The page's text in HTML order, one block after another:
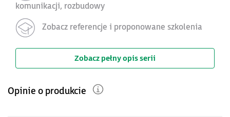
komunikacji, rozbudowy
Zobacz referencje i proponowane szkolenia
Zobacz pełny opis serii
Opinie o produkcie